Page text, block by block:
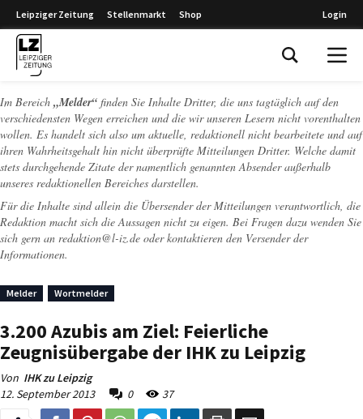
Leipziger Zeitung Stellenmarkt Shop Login
Im Bereich „Melder“ finden Sie Inhalte Dritter, die uns tagtäglich auf den
verschiedensten Wegen erreichen und die wir unseren Lesern nicht vorenthalten
wollen. Es handelt sich also um aktuelle, redaktionell nicht bearbeitete und auf
ihren Wahrheitsgehalt hin nicht überprüfte Mitteilungen Dritter. Welche damit
stets durchgehende Zitate der namentlich genannten Absender außerhalb
unseres redaktionellen Bereiches darstellen.
Für die Inhalte sind allein die Übersender der Mitteilungen verantwortlich, die
Redaktion macht sich die Aussagen nicht zu eigen. Bei Fragen dazu wenden Sie
sich gern an redaktion@l-iz.de oder kontaktieren den Versender der
Informationen.
Melder Wortmelder
3.200 Azubis am Ziel: Feierliche
Zeugnisübergabe der IHK zu Leipzig
Von IHK zu Leipzig
12. September 2013
0 37